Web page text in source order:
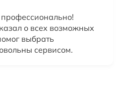
о всех возможных
выбрать
сервисом.